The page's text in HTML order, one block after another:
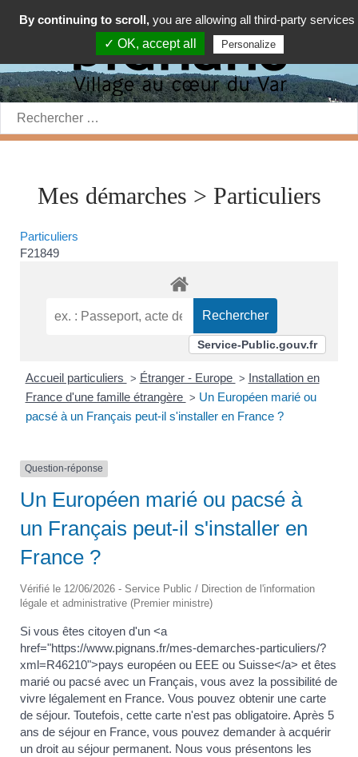
Rechercher:
Mes démarches > Particuliers
Particuliers
F21849
Service-Public.gouv.fr
Accueil particuliers > Étranger - Europe > Installation en
France d'une famille étrangère > Un Européen marié ou
pacsé à un Français peut-il s'installer en France ?
Question-réponse
Un Européen marié ou pacsé à
un Français peut-il s'installer en
France ?
Vérifié le 12/06/2026 - Service Public / Direction de l'information
légale et administrative (Premier ministre)
Si vous êtes citoyen d'un <a
href="https://www.pignans.fr/mes-demarches-particuliers/?
xml=R46210">pays européen ou EEE ou Suisse</a> et êtes
marié ou pacsé avec un Français, vous avez la possibilité de
vivre légalement en France. Vous pouvez obtenir une carte
de séjour. Toutefois, cette carte n'est pas obligatoire. Après 5
ans de séjour en France, vous pouvez demander à acquérir
un droit au séjour permanent. Nous vous présentons les
By continuing to scroll, you are allowing all third-party services
✓ OK, accept all
Personalize